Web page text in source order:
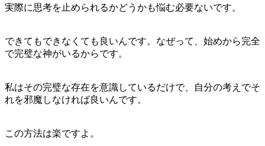
実際に思考を止められるかどうかも悩む必要ないです。
できてもできなくても良いんです。なぜって、始めから完全
で完璧な神がいるからです。
私はその完璧な存在を意識しているだけで、自分の考えでそ
れを邪魔しなければ良いんです。
この方法は楽ですよ。